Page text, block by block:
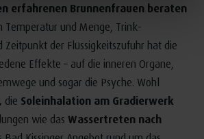
erfahrenen Brunnenfrauen beraten
Temperatur und Menge, Trink-
Zeitpunkt der Flüssigkeitszufuhr hat die
Effekte – auf die inneren Organe,
und sogar die Psyche. Wohl
die Soleinhalation am Gradierwerk
wie das Wassertreten nach